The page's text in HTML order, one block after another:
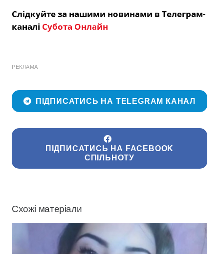
Слідкуйте за нашими новинами в Телеграм-
каналі Субота Онлайн
РЕКЛАМА
ПІДПИСАТИСЬ НА TELEGRAM КАНАЛ
ПІДПИСАТИСЬ НА FACEBOOK
СПІЛЬНОТУ
Схожі матеріали